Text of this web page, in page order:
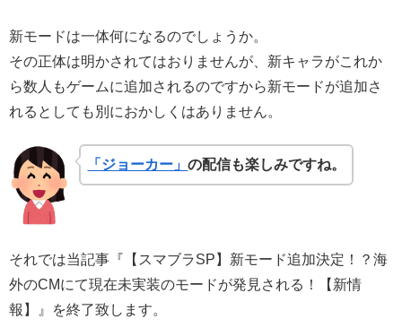
新モードは一体何になるのでしょうか。
その正体は明かされてはおりませんが、新キャラがこれか
ら数人もゲームに追加されるのですから新モードが追加さ
れるとしても別におかしくはありません。
「ジョーカー」の配信も楽しみですね。
それでは当記事『【スマブラSP】新モード追加決定！？海
外のCMにて現在未実装のモードが発見される！【新情
報】』を終了致します。